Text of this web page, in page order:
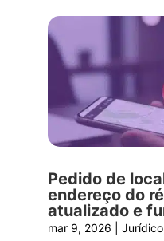
Pedido de
endereço do
atualizado e
mar 9, 2026 Jurídico